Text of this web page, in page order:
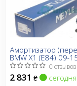
Амортизатор
BMW X1 (E84) 09-
0 отзывов
2 831 ₴ сегодня